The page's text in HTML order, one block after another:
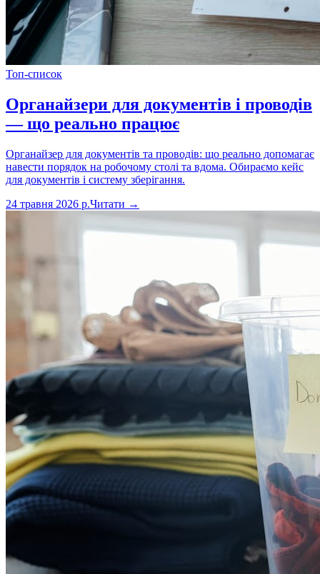
Топ-список
Органайзери для документів і проводів
— що реально працює
Органайзер для документів та проводів: що реально допомагає
навести порядок на робочому столі та вдома. Обираємо кейс
для документів і систему зберігання.
24 травня 2026 р.Читати →